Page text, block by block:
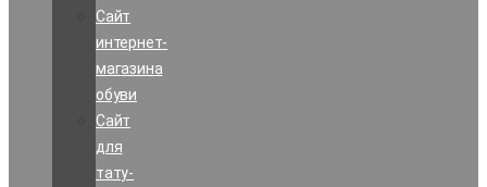
Сайт
интернет-
магазина
обуви
Сайт
для
тату-